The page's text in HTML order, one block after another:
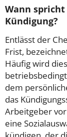
Wann
Kündigung?
Entlässt der
Frist,
Häufig wird
dem
das
Arbeitgeber
eine